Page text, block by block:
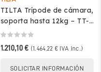
TILTA Trípode de cámara,
soporta hasta 12kg – TT-
CT08A-75-SG
1.210,10 € (1.464,22 € IVA inc.)
SOLICITAR INFORMACIÓN